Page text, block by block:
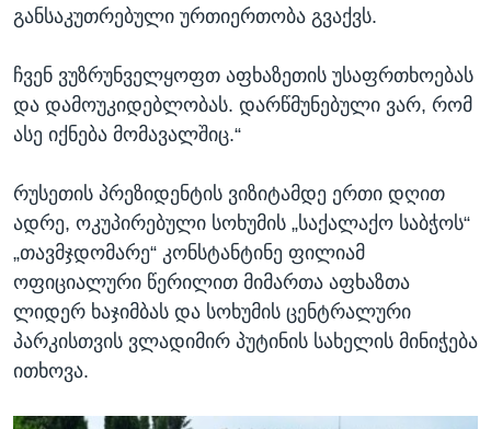
განსაკუთრებული ურთიერთობა გვაქვს.
ჩვენ ვუზრუნველყოფთ აფხაზეთის უსაფრთხოებას
და დამოუკიდებლობას. დარწმუნებული ვარ, რომ
ასე იქნება მომავალშიც.“
რუსეთის პრეზიდენტის ვიზიტამდე ერთი დღით
ადრე, ოკუპირებული სოხუმის „საქალაქო საბჭოს“
„თავმჯდომარე“ კონსტანტინე ფილიამ
ოფიციალური წერილით მიმართა აფხაზთა
ლიდერ ხაჯიმბას და სოხუმის ცენტრალური
პარკისთვის ვლადიმირ პუტინის სახელის მინიჭება
ითხოვა.